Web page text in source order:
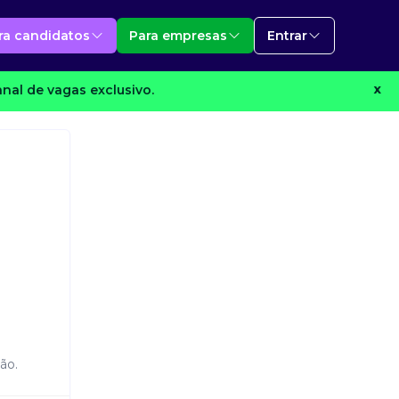
candidatos Para empresas Entrar
de vagas exclusivo. X